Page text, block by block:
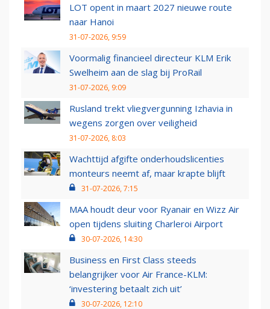
LOT opent in maart 2027 nieuwe route
naar Hanoi
31-07-2026, 9:59
Voormalig financieel directeur KLM Erik
Swelheim aan de slag bij ProRail
31-07-2026, 9:09
Rusland trekt vliegvergunning Izhavia in
wegens zorgen over veiligheid
31-07-2026, 8:03
Wachttijd afgifte onderhoudslicenties
monteurs neemt af, maar krapte blijft
31-07-2026, 7:15
MAA houdt deur voor Ryanair en Wizz Air
open tijdens sluiting Charleroi Airport
30-07-2026, 14:30
Business en First Class steeds
belangrijker voor Air France-KLM:
‘investering betaalt zich uit’
30-07-2026, 12:10